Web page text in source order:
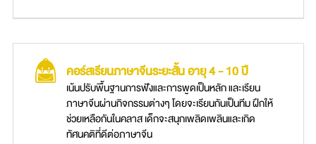
คอร์สเรียนภาษาจีนระยะสั้น อายุ 4 - 10 ปี
เน้นปรับพื้นฐานการฟังและการพูดเป็นหลัก และเรียน
ภาษาจีนผ่านกิจกรรมต่างๆ โดยจะเรียนกันเป็นทีม ฝึกให้
ช่วยเหลือกันในคลาส เด็กจะสนุกเพลิดเพลินและเกิด
ทัศนคติที่ดีต่อภาษาจีน